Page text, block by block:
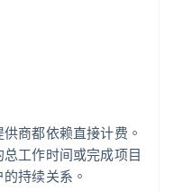
商都依赖直接计费。
工作时间或完成项目
持续关系。